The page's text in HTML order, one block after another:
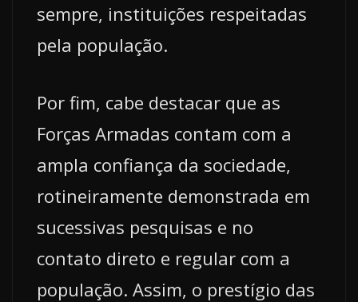
sempre, instituições respeitadas
pela população.
Por fim, cabe destacar que as
Forças Armadas contam com a
ampla confiança da sociedade,
rotineiramente demonstrada em
sucessivas pesquisas e no
contato direto e regular com a
população. Assim, o prestígio das